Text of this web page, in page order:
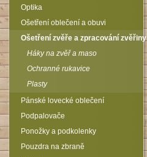
Optika
Ošetření oblečení a obuvi
Ošetření zvěře a zpracování zvěřiny
Háky na zvěř a maso
Ochranné rukavice
Plasty
Pánské lovecké oblečení
Podpalovače
Ponožky a podkolenky
Pouzdra na zbraně